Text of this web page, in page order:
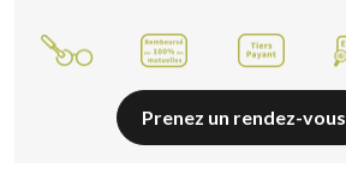
Prenez un rendez-vous